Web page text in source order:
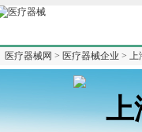
医疗器械网 > 医疗器械企业 > 上
上